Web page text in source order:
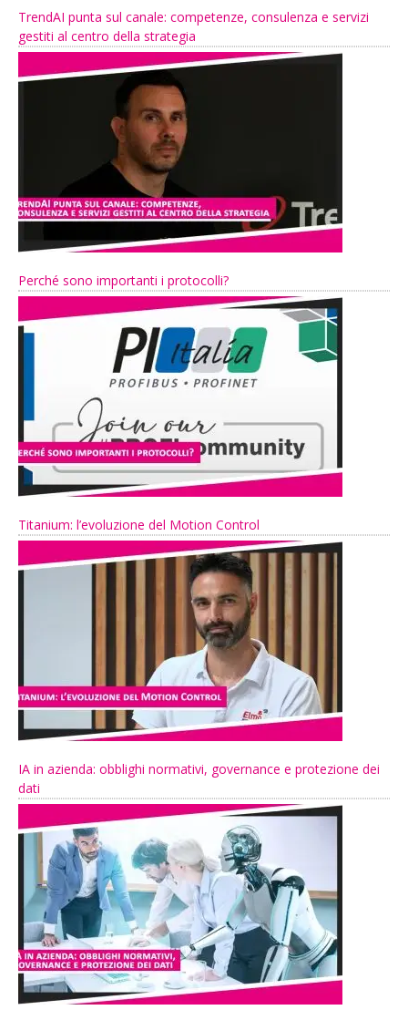
TrendAI punta sul canale: competenze, consulenza e servizi
gestiti al centro della strategia
Perché sono importanti i protocolli?
Titanium: l’evoluzione del Motion Control
IA in azienda: obblighi normativi, governance e protezione dei
dati